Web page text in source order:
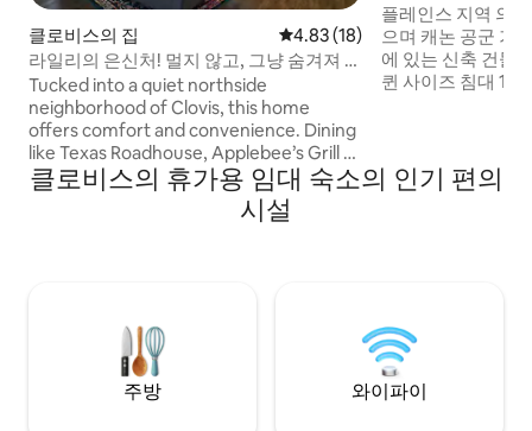
클로비스의 집 평점 4.83점(5점 만점), 후기 18
4.83 (18)
라일리의 은신처! 멀지 않고, 그냥 숨겨져 있
습니다.
Tucked into a quiet northside
neighborhood of Clovis, this home
offers comfort and convenience. Dining
like Texas Roadhouse, Applebee’s Grill +
Bar, plus quick bites like Something
Different Grill and Whataburger are
nearby. Shopping, Planet Fitness,
호
플레인스 지역 의
으며 캐논 공군 기
에 있는 신축 건물
퀸 사이즈 침대 1개
프로판 그릴. 광케
개. 반려견 침대.
클로비스의 휴가용 임대 숙소의 인기 편의
시설
주방 와이파이